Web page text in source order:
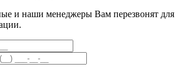
и наши менеджеры Вам перезвонят для